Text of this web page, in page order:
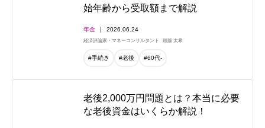
始年齢から受取額まで解説
年金 2026.06.24
経済評論家・マネーコンサルタント 頼藤 太希
#手続き #老後 #60代-
老後2,000万円問題とは？本当に必要
な老後資金はいくらか解説！